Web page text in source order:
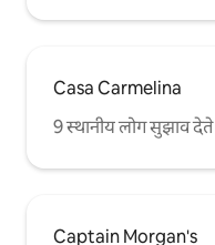
Casa Carmelina
9 स्थानीय लोग सुझाव
Captain Morgan's